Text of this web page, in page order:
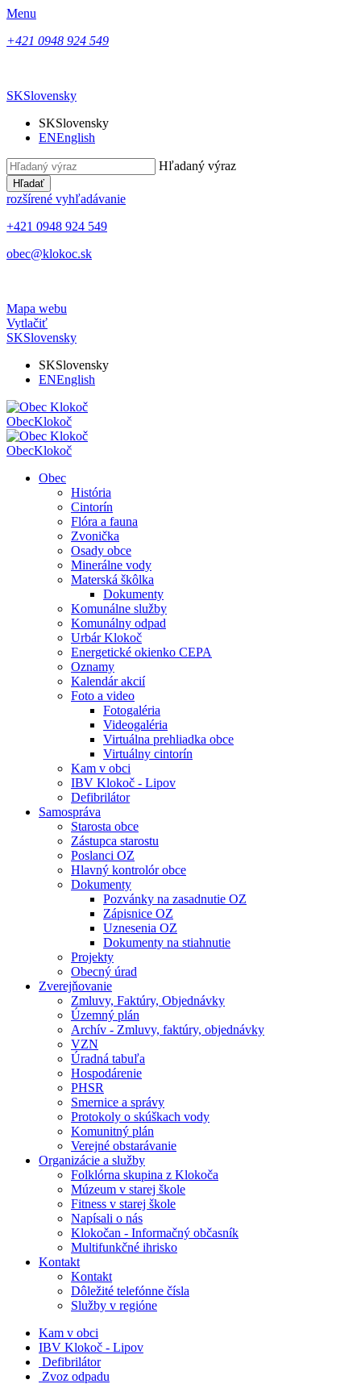
Menu
+421 0948 924 549
SKSlovensky
SKSlovensky
ENEnglish
Hľadaný výraz
Hľadať
rozšírené vyhľadávanie
+421 0948 924 549
obec@klokoc.sk
Mapa webu
Vytlačiť
SKSlovensky
SKSlovensky
ENEnglish
ObecKlokoč
ObecKlokoč
Obec
História
Cintorín
Flóra a fauna
Zvonička
Osady obce
Minerálne vody
Materská škôlka
Dokumenty
Komunálne služby
Komunálny odpad
Urbár Klokoč
Energetické okienko CEPA
Oznamy
Kalendár akcií
Foto a video
Fotogaléria
Videogaléria
Virtuálna prehliadka obce
Virtuálny cintorín
Kam v obci
IBV Klokoč - Lipov
Defibrilátor
Samospráva
Starosta obce
Zástupca starostu
Poslanci OZ
Hlavný kontrolór obce
Dokumenty
Pozvánky na zasadnutie OZ
Zápisnice OZ
Uznesenia OZ
Dokumenty na stiahnutie
Projekty
Obecný úrad
Zverejňovanie
Zmluvy, Faktúry, Objednávky
Územný plán
Archív - Zmluvy, faktúry, objednávky
VZN
Úradná tabuľa
Hospodárenie
PHSR
Smernice a správy
Protokoly o skúškach vody
Komunitný plán
Verejné obstarávanie
Organizácie a služby
Folklórna skupina z Klokoča
Múzeum v starej škole
Fitness v starej škole
Napísali o nás
Klokočan - Informačný občasník
Multifunkčné ihrisko
Kontakt
Kontakt
Dôležité telefónne čísla
Služby v regióne
Kam v obci
IBV Klokoč - Lipov
Defibrilátor
Zvoz odpadu